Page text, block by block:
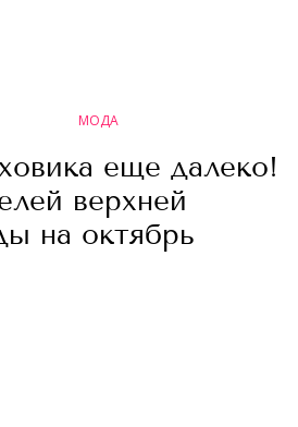
МОДА
еще далеко!
верхней
на октябрь